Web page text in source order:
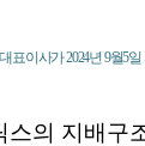
표이사가 2024년 9월5
의 지배구